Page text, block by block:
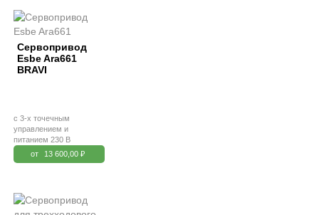
Сервопривод
Esbe Ara661
BRAVI
с 3-х точечным
управлением и
питанием 230 В
от
13 600,00 ₽